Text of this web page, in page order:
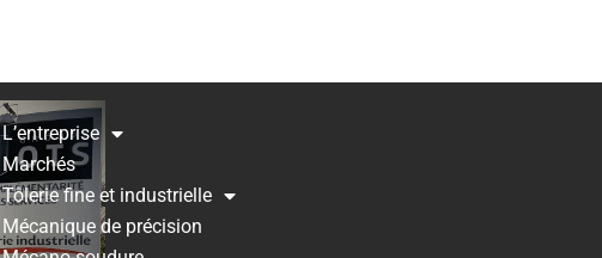
L’entreprise
Marchés
Tôlerie fine et industrielle
Mécanique de précision